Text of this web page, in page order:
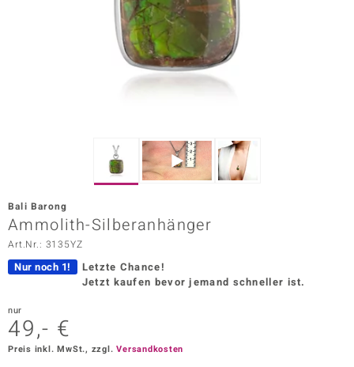
Vogue
Bali Barong
Ammolith-Silberanhänger
Art.Nr.: 3135YZ
Nur noch 1!
Letzte Chance!
Jetzt kaufen bevor jemand schneller ist.
nur
49,- €
Preis inkl. MwSt., zzgl.Versandkosten